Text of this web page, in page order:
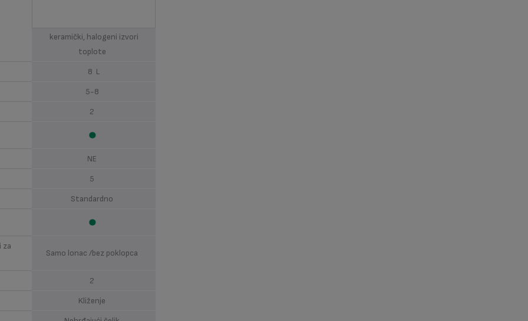
keramički, halogeni izvori
toplote
8 L
5-8
2
NE
5
Standardno
za
Samo lonac /bez poklopca
2
Kliženje